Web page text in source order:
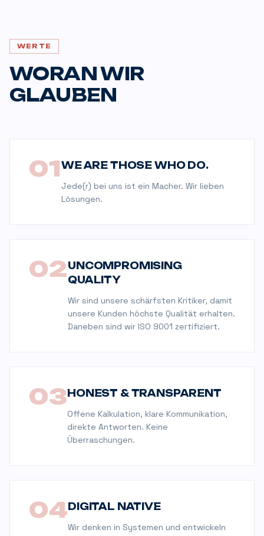
WERTE
WORAN WIR
GLAUBEN
01WE ARE THOSE WHO DO.
Jede(r) bei uns ist ein Macher. Wir lieben
Lösungen.
02UNCOMPROMISING
QUALITY
Wir sind unsere schärfsten Kritiker, damit
unsere Kunden höchste Qualität erhalten.
Daneben sind wir ISO 9001 zertifiziert.
03HONEST & TRANSPARENT
Offene Kalkulation, klare Kommunikation,
direkte Antworten. Keine
Überraschungen.
04DIGITAL NATIVE
Wir denken in Systemen und entwickeln